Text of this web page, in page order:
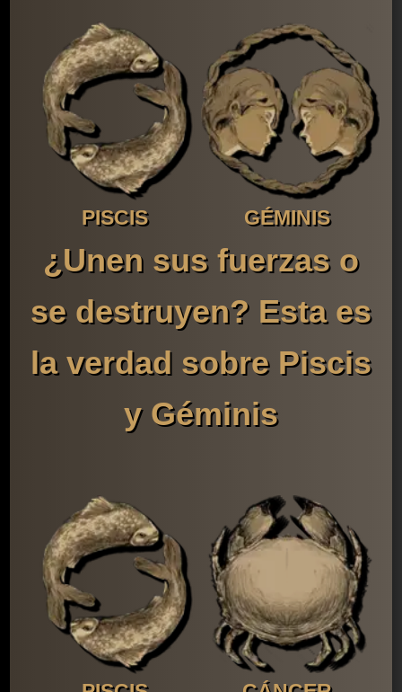
PISCIS GÉMINIS
¿Unen sus fuerzas o
se destruyen? Esta es
la verdad sobre Piscis
y Géminis